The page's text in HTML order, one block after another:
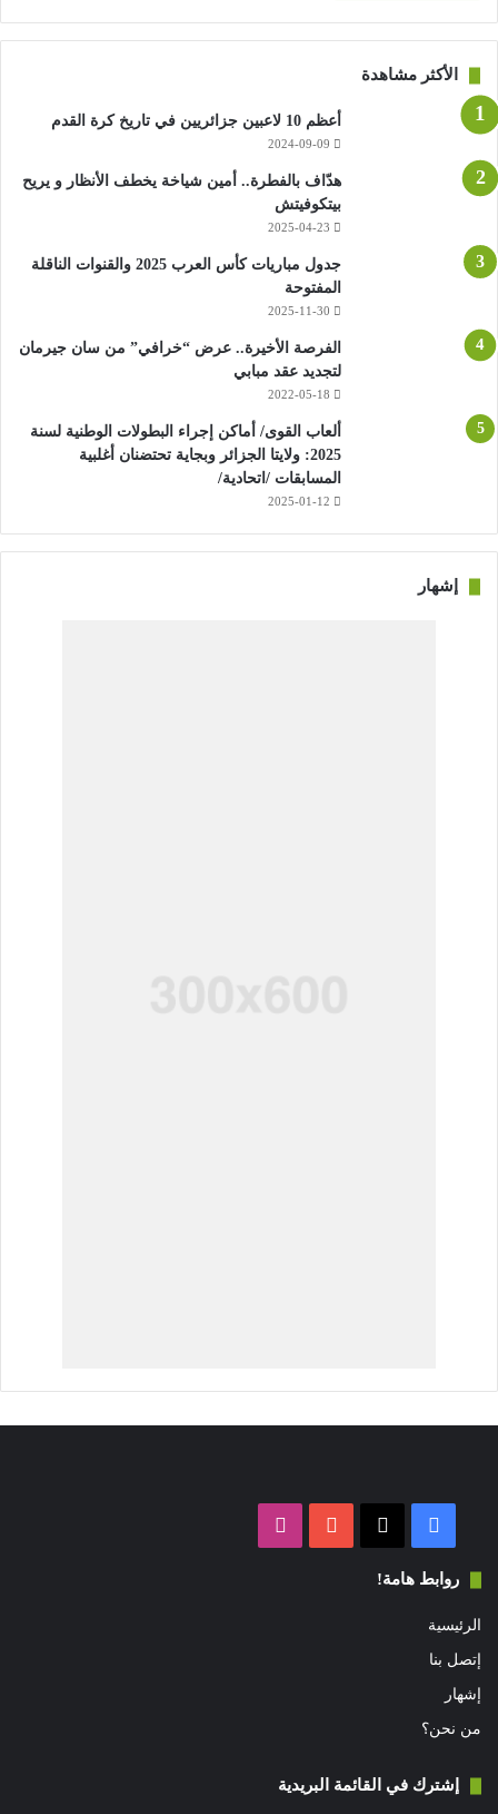
الأكثر مشاهدة
أعظم 10 لاعبين جزائريين في تاريخ كرة القدم
2024-09-09
هدّاف بالفطرة.. أمين شياخة يخطف الأنظار و يريح
بيتكوفيتش
2025-04-23
جدول مباريات كأس العرب 2025 والقنوات الناقلة
المفتوحة
2025-11-30
الفرصة الأخيرة.. عرض “خرافي” من سان جيرمان
لتجديد عقد مبابي
2022-05-18
ألعاب القوى/ أماكن إجراء البطولات الوطنية لسنة
2025: ولايتا الجزائر وبجاية تحتضنان أغلبية
المسابقات /اتحادية/
2025-01-12
إشهار
فيسبوك ‫YouTube
روابط هامة!
الرئيسية
إتصل بنا
إشهار
من نحن؟
إشترك في القائمة البريدية